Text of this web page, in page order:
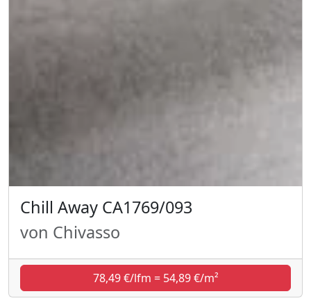
Chill Away CA1769/093
von Chivasso
78,49 €/lfm = 54,89 €/m²